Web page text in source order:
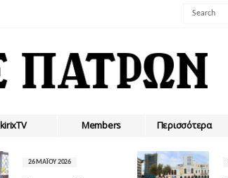
kirixTV Members Περισσότερα
26 ΜΑΪ́ΟΥ 2026